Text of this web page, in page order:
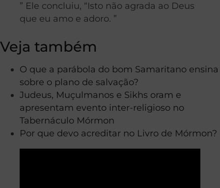
” Ele concluiu, “Isto não agrada ao Deus
que eu amo e adoro. ”
Veja também
O que a parábola do bom Samaritano ensina
sobre o plano de salvação?
Judeus, Muçulmanos e Sikhs oram e
apresentam evento inter-religioso no
Tabernáculo Mórmon
Por que devo acreditar no Livro de Mórmon?